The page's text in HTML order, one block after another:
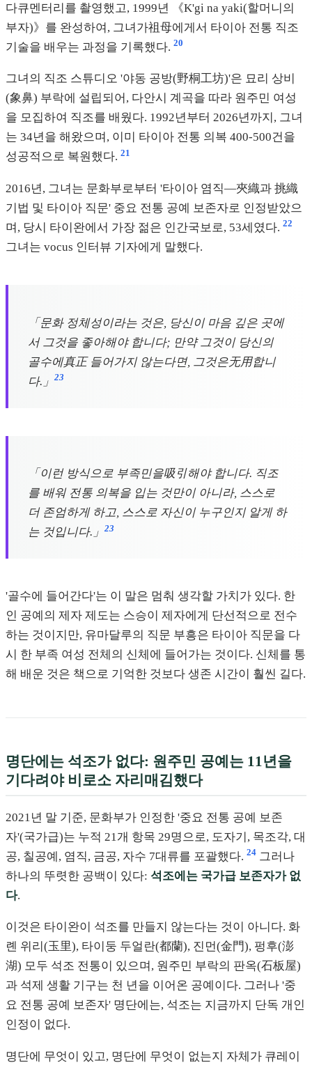
다큐멘터리를 촬영했고, 1999년 《K'gi na yaki(할머니의
부자)》를 완성하여, 그녀가祖母에게서 타이아 전통 직조
기술을 배우는 과정을 기록했다. 20
그녀의 직조 스튜디오 '야동 공방(野桐工坊)'은 묘리 상비
(象鼻) 부락에 설립되어, 다안시 계곡을 따라 원주민 여성
을 모집하여 직조를 배웠다. 1992년부터 2026년까지, 그녀
는 34년을 해왔으며, 이미 타이아 전통 의복 400-500건을
성공적으로 복원했다. 21
2016년, 그녀는 문화부로부터 '타이아 염직—夾織과 挑織
기법 및 타이아 직문' 중요 전통 공예 보존자로 인정받았으
며, 당시 타이완에서 가장 젊은 인간국보로, 53세였다. 22
그녀는 vocus 인터뷰 기자에게 말했다.
「문화 정체성이라는 것은, 당신이 마음 깊은 곳에
서 그것을 좋아해야 합니다; 만약 그것이 당신의
골수에真正 들어가지 않는다면, 그것은无用합니
다.」 23
「이런 방식으로 부족민을吸引해야 합니다. 직조
를 배워 전통 의복을 입는 것만이 아니라, 스스로
더 존엄하게 하고, 스스로 자신이 누구인지 알게 하
는 것입니다.」 23
'골수에 들어간다'는 이 말은 멈춰 생각할 가치가 있다. 한
인 공예의 제자 제도는 스승이 제자에게 단선적으로 전수
하는 것이지만, 유마달루의 직문 부흥은 타이아 직문을 다
시 한 부족 여성 전체의 신체에 들어가는 것이다. 신체를 통
해 배운 것은 책으로 기억한 것보다 생존 시간이 훨씬 길다.
명단에는 석조가 없다: 원주민 공예는 11년을
기다려야 비로소 자리매김했다
2021년 말 기준, 문화부가 인정한 '중요 전통 공예 보존
자'(국가급)는 누적 21개 항목 29명으로, 도자기, 목조각, 대
공, 칠공예, 염직, 금공, 자수 7대류를 포괄했다. 24 그러나
하나의 뚜렷한 공백이 있다: 석조에는 국가급 보존자가 없
다.
이것은 타이완이 석조를 만들지 않는다는 것이 아니다. 화
롄 위리(玉里), 타이둥 두얼란(都蘭), 진먼(金門), 펑후(澎
湖) 모두 석조 전통이 있으며, 원주민 부락의 판옥(石板屋)
과 석제 생활 기구는 천 년을 이어온 공예이다. 그러나 '중
요 전통 공예 보존자' 명단에는, 석조는 지금까지 단독 개인
인정이 없다.
명단에 무엇이 있고, 명단에 무엇이 없는지 자체가 큐레이